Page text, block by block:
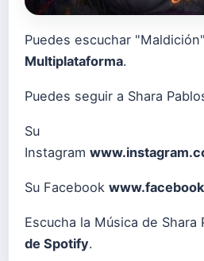
Puedes escuchar
Multiplataforma.
Puedes seguir a Shara
Su
Instagram
Su Facebook
Escucha la Música de Shara
de Spotify.